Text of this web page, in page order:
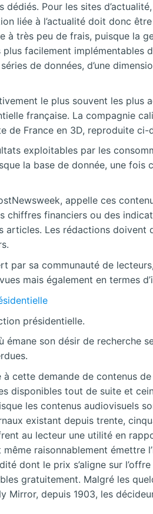
Pour les sites
liée à l’actualité doit donc
très peu de frais, puisque la
facilement implémentables
de données, d’une
le plus souvent les plus
française. La compagnie
de France en 3D, reproduite ci-
exploitables par les
la base de donnée, une
appelle ces
chiffres financiers ou des
Les rédactions
par sa communauté de
mais également en termes
présidentielle.
émane son désir de
cette demande de contenus
disponibles tout de suite et
les contenus audiovisuels
existant depuis trente,
au lecteur une utilité en
raisonnablement émettre
dont le prix s’aligne sur
gratuitement. Malgré les
Mirror, depuis 1903, les